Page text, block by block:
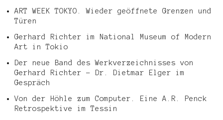
ART WEEK TOKYO. Wieder geöffnete Grenzen und
Türen
Gerhard Richter im National Museum of Modern
Art in Tokio
Der neue Band des Werkverzeichnisses von
Gerhard Richter – Dr. Dietmar Elger im
Gespräch
Von der Höhle zum Computer. Eine A.R. Penck
Retrospektive im Tessin